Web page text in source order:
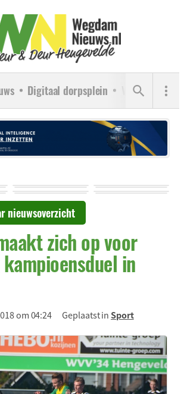
Digitaal dorpsplein Verenigingen
nieuwsoverzicht
zich op voor
in
om 04:24 Geplaatst inSport